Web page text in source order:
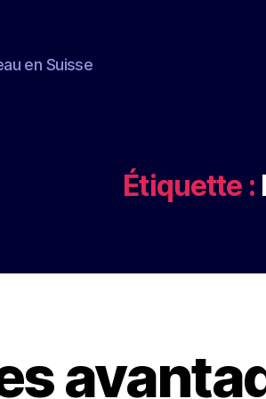
en Suisse
Étiquette :